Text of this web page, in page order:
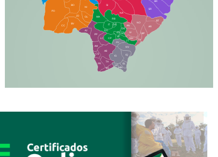
BR
SR
BT
AR
SI
NA
TA
NH
JT
RB
MA
IT
DR
DO
CP
JU
NV
IQ
EL
BO
NI
JD
PO
BV
CC
PP
AJ
LC
AM
AB
JP
CS
PR
TA
SQ
IG
MN
NO
BP
GL
AN
IV
FS
VC
GD
DE